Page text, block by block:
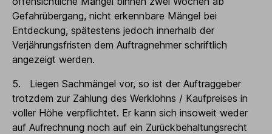
Gefahrübergang, nicht erkennbare Mängel bei
Entdeckung, spätestens jedoch innerhalb der
Verjährungsfristen dem Auftragnehmer schriftlich
angezeigt werden.
5. Liegen Sachmängel vor, so ist der Auftraggeber
trotzdem zur Zahlung des Werklohns / Kaufpreises in
voller Höhe verpflichtet. Er kann sich insoweit weder
auf Aufrechnung noch auf ein Zurückbehaltungsrecht